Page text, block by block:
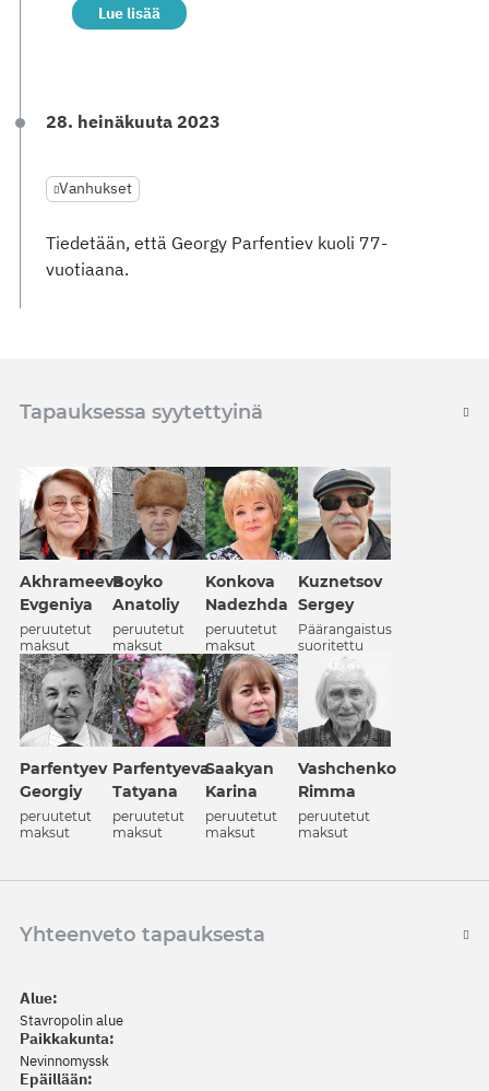
Lue lisää
28. heinäkuuta 2023
Vanhukset
Tiedetään, että Georgy Parfentiev kuoli 77-
vuotiaana.
Tapauksessa syytettyinä
Akhrameeva
Evgeniya
peruutetut
maksut
Boyko
Anatoliy
peruutetut
maksut
Konkova
Nadezhda
peruutetut
maksut
Kuznetsov
Sergey
Päärangaistus
suoritettu
Parfentyev
Georgiy
peruutetut
maksut
Parfentyeva
Tatyana
peruutetut
maksut
Saakyan
Karina
peruutetut
maksut
Vashchenko
Rimma
peruutetut
maksut
Yhteenveto tapauksesta
Alue:
Stavropolin alue
Paikkakunta:
Nevinnomyssk
Epäillään: